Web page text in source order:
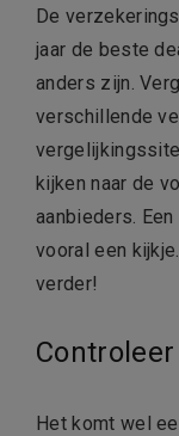
De
jaar de beste
anders zijn.
verschillende
kijken naar de
aanbieders.
vooral een
verder!
Het komt wel